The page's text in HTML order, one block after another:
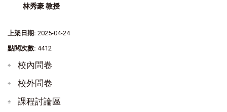
林秀豪 教授
上架日期: 2025-04-24
點閱次數: 4412
校內問卷
校外問卷
課程討論區